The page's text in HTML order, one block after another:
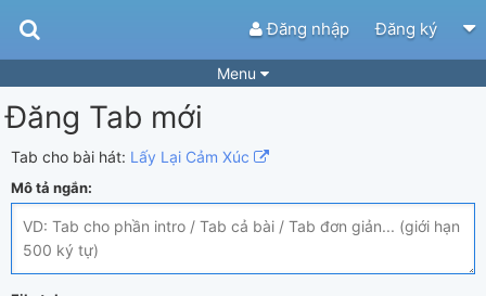
Đăng nhập Đăng ký
Menu
Bài hát
Playlist
Điệu bài hát
Tìm theo hợp âm Tải ứng dụng
Đăng Tab mới
Tab cho bài hát: Lấy Lại Cảm Xúc
Mô tả ngắn: